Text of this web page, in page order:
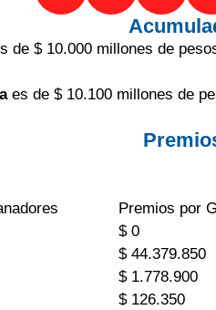
de $ 10.000 millones de
es de $ 10.100 millones de
Premios por
$ 0
$ 44.379.850
$ 1.778.900
$ 126.350